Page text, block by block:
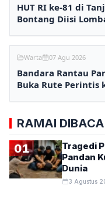
HUT RI ke-81 di
Bontang Diisi
Warta 07 Agu 2026
Bandara Rantau
Buka Rute Perintis
RAMAI DIBACA
01
Tragedi
Pandan
Dunia
3 Agustus